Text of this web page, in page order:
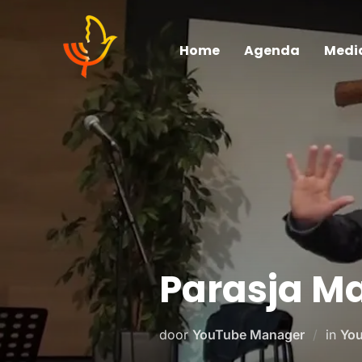
Home Agenda
Parasja
doorYouTube Manager in